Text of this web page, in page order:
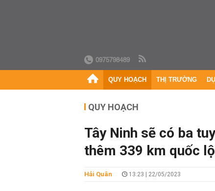
0975798489
QUY HOẠCH THỊ TRƯỜNG
QUY HOẠCH
Tây Ninh sẽ có ba
thêm 339 km quốc lộ
Hải Quân 13:23 | 22/05/2023